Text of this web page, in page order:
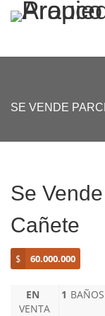
SE VENDE
Se
Cañete
$ 60.000.000
EN
VENTA
1 BAÑOS